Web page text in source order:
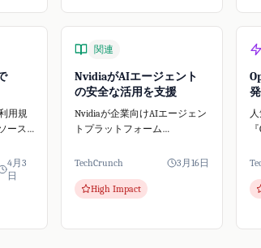
用規
ース
置を
報道
4月3
日
関連
NvidiaがAIエージェント
の安全な活用を支援
Nvidiaが企業向けAIエージェン
トプラットフォーム
た。人気のOpenClawを基盤と
AIエージェントをビジネスに
TechCrunch 3月16日
High Impact
ス